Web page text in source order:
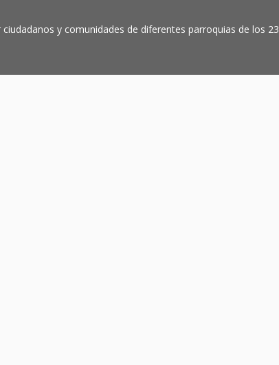
y comunidades de diferentes parroquias de los 23